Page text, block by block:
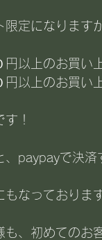
限定になります
円以上のお買い
円以上のお買い
！
、paypayで決
もなっておりま
も、初めてのお